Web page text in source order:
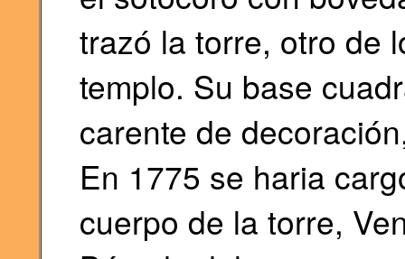
trazó la torre, otro de
templo. Su base
carente de
En 1775 se haria
cuerpo de la torre,